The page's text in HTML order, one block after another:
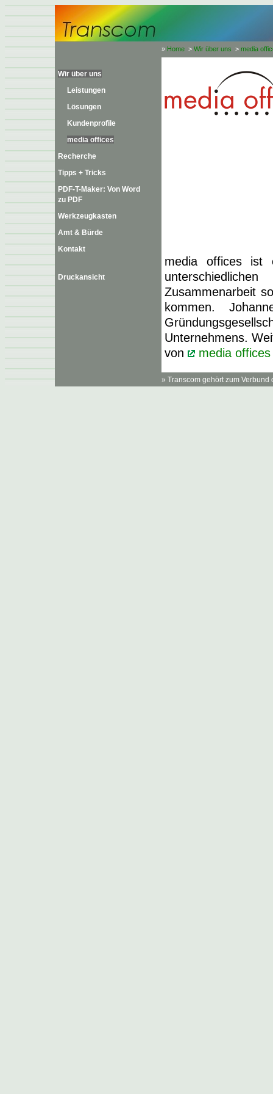
» Home > Wir über uns > media
Wir über uns
Leistungen
Lösungen
Kundenprofile
media offices
Recherche
Tipps + Tricks
PDF-T-Maker: Von Word
zu PDF
Werkzeugkasten
Amt & Bürde
Kontakt
Druckansicht
media offices ist
Zusammenarbeit
kommen.
Unternehmens.
von
media offices
» Transcom gehört zum Verbund